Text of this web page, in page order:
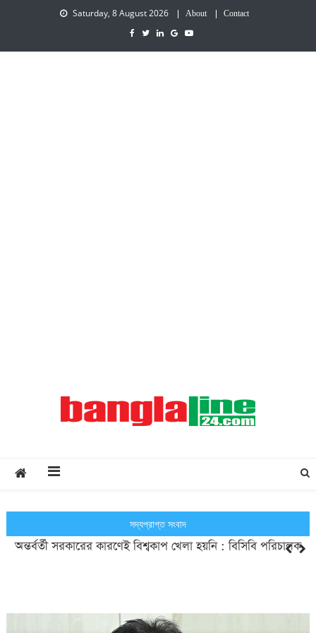
Saturday, 8 August 2026 About Contact
সদ্যপ্রাপ্ত সংবাদ
আফগানিস্তানে ড্রোন হামলা চালাল পাকিস্তান
অন্তর্বর্তী সরকারের কারণেই বিশ্বকাপ খেলা হয়নি : বিসিবি পরিচালক
মশুরীখোলা পীর